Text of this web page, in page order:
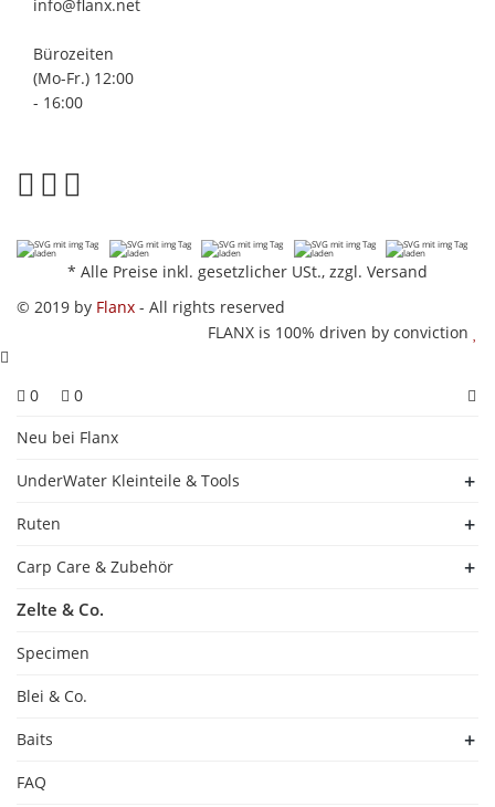
info@flanx.net
Bürozeiten
(Mo-Fr.) 12:00
- 16:00
* Alle Preise inkl. gesetzlicher USt., zzgl. Versand
© 2019 by Flanx - All rights reserved
FLANX is 100% driven by conviction
0 0
Neu bei Flanx
UnderWater Kleinteile & Tools
Ruten
Carp Care & Zubehör
Zelte & Co.
Specimen
Blei & Co.
Baits
FAQ